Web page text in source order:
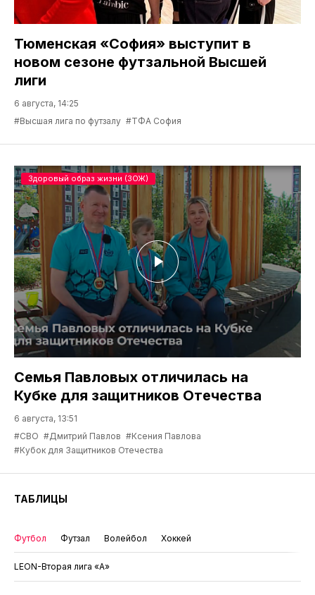
Тюменская «София» выступит в
новом сезоне футзальной Высшей
лиги
6 августа, 14:25
#Высшая лига по футзалу #ТФА София
Семья Павловых отличилась на
Кубке для защитников Отечества
6 августа, 13:51
#СВО #Дмитрий Павлов #Ксения Павлова
#Кубок для Защитников Отечества
Здоровый образ жизни (ЗОЖ)
ТАБЛИЦЫ
Футбол Футзал Волейбол Хоккей
LEON-Вторая лига «А»